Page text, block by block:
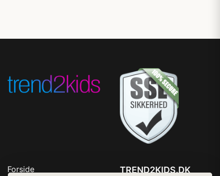
Forside
TREND2KIDS.DK